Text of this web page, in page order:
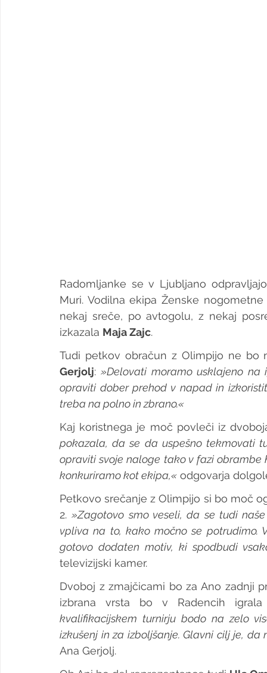
Radomljanke se v Ljubljano
Muri. Vodilna ekipa Ženske
nekaj sreče, po avtogolu, z nekaj
izkazala Maja Zajc.
Tudi petkov obračun z Olimpijo ne
Gerjolj: »Delovati moramo usklajeno
opraviti dober prehod v napad in
treba na polno in zbrano.«
Kaj koristnega je moč povleči iz
pokazala, da se da uspešno tekmovati
opraviti svoje naloge tako v fazi
konkuriramo kot ekipa,« odgovarja
Petkovo srečanje z Olimpijo si bo moč
2. »Zagotovo smo veseli, da se tudi
vpliva na to, kako močno se potrudimo.
gotovo dodaten motiv, ki spodbudi
televizijski kamer.
Dvoboj z zmajčicami bo za Ano zadnji
izbrana vrsta bo v Radencih
kvalifikacijskem turnirju bodo na zelo
izkušenj in za izboljšanje. Glavni cilj je,
Ana Gerjolj.